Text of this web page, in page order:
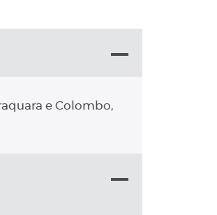
e Colombo,